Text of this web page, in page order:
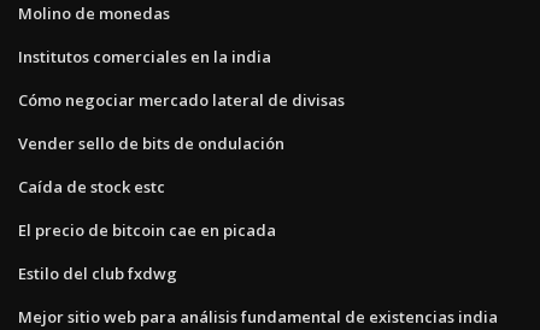
Molino de monedas
Institutos comerciales en la india
Cómo negociar mercado lateral de divisas
Vender sello de bits de ondulación
Caída de stock estc
El precio de bitcoin cae en picada
Estilo del club fxdwg
Mejor sitio web para análisis fundamental de existencias india